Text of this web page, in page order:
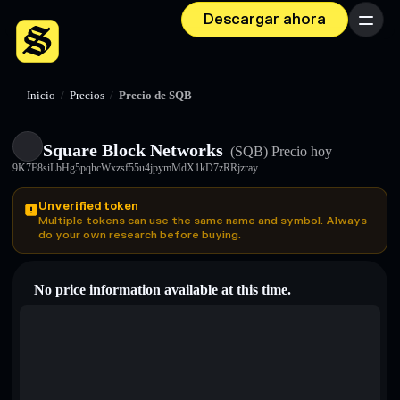
Descargar ahora Menú
Inicio / Precios / Precio de SQB
Square Block Networks (SQB) Precio hoy
9K7F8siLbHg5pqhcWxzsf55u4jpymMdX1kD7zRRjzray
Unverified token
Multiple tokens can use the same name and symbol. Always
do your own research before buying.
No price information available at this time.